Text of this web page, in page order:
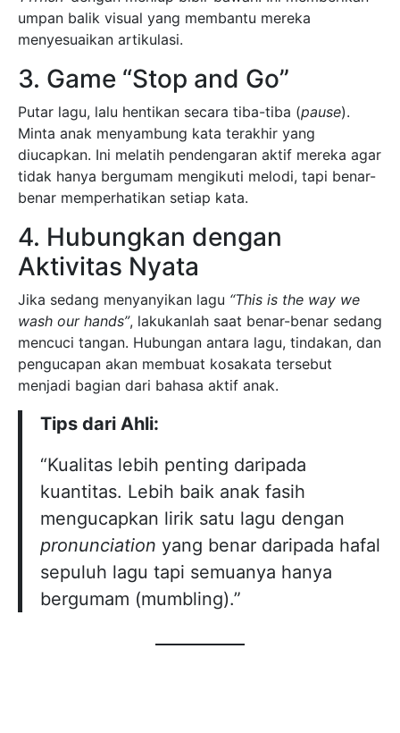
umpan balik visual yang membantu mereka
menyesuaikan artikulasi.
3. Game “Stop and Go”
Putar lagu, lalu hentikan secara tiba-tiba (pause).
Minta anak menyambung kata terakhir yang
diucapkan. Ini melatih pendengaran aktif mereka agar
tidak hanya bergumam mengikuti melodi, tapi benar-
benar memperhatikan setiap kata.
4. Hubungkan dengan
Aktivitas Nyata
Jika sedang menyanyikan lagu “This is the way we
wash our hands”, lakukanlah saat benar-benar sedang
mencuci tangan. Hubungan antara lagu, tindakan, dan
pengucapan akan membuat kosakata tersebut
menjadi bagian dari bahasa aktif anak.
Tips dari Ahli:
“Kualitas lebih penting daripada
kuantitas. Lebih baik anak fasih
mengucapkan lirik satu lagu dengan
pronunciation yang benar daripada hafal
sepuluh lagu tapi semuanya hanya
bergumam (mumbling).”